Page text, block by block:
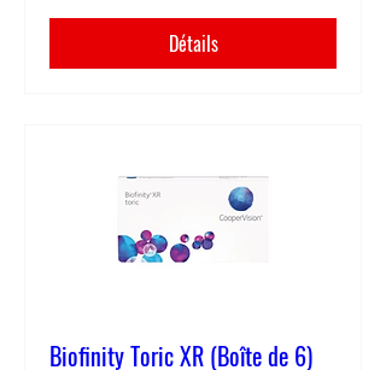
Détails
Biofinity Toric XR (Boîte de 6)